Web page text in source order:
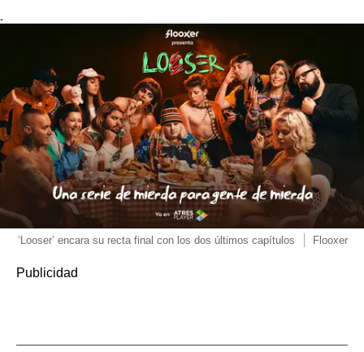
-
‘Looser’ encara su recta final con los dos últimos capítulos Flooxer